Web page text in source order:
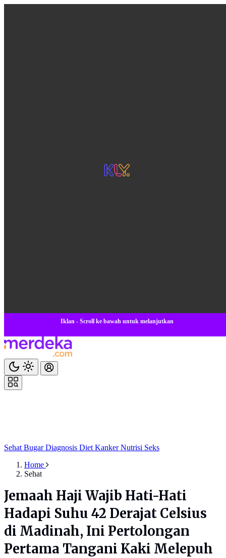
Iklan - Scroll ke bawah untuk melanjutkan
Sehat BugarDiagnosis Diet KankerNutrisi Seks
Home
Sehat
Jemaah Haji Wajib Hati-Hati
Hadapi Suhu 42 Derajat Celsius
di Madinah, Ini Pertolongan
Pertama Tangani Kaki Melepuh